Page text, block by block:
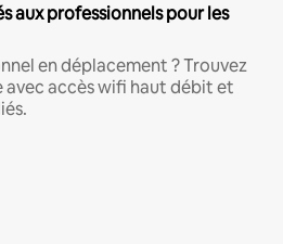
aux professionnels pour les
en déplacement ? Trouvez
avec accès wifi haut débit et